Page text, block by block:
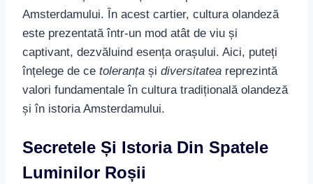
valori fundamentale în cultura tradițională olandeză
și în istoria Amsterdamului.
Secretele Și Istoria Din Spatele
Luminilor Roșii